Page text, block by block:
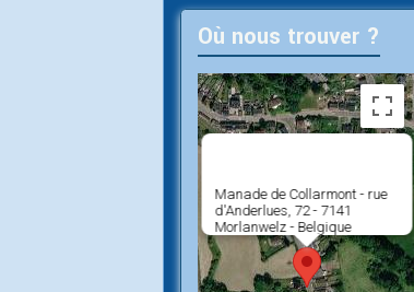
Où nous trouver ?
Manade de Collarmont - rue
d'Anderlues, 72 - 7141
Morlanwelz - Belgique